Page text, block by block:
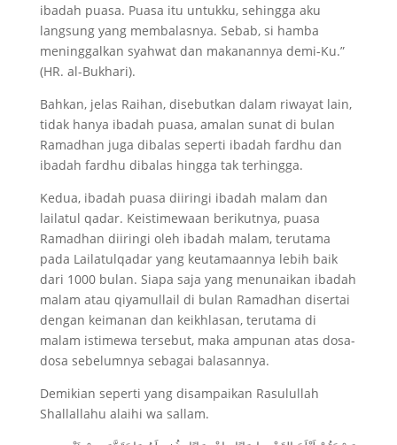
ibadah puasa. Puasa itu untukku, sehingga aku
langsung yang membalasnya. Sebab, si hamba
meninggalkan syahwat dan makanannya demi-Ku.”
(HR. al-Bukhari).
Bahkan, jelas Raihan, disebutkan dalam riwayat lain,
tidak hanya ibadah puasa, amalan sunat di bulan
Ramadhan juga dibalas seperti ibadah fardhu dan
ibadah fardhu dibalas hingga tak terhingga.
Kedua, ibadah puasa diiringi ibadah malam dan
lailatul qadar. Keistimewaan berikutnya, puasa
Ramadhan diiringi oleh ibadah malam, terutama
pada Lailatulqadar yang keutamaannya lebih baik
dari 1000 bulan. Siapa saja yang menunaikan ibadah
malam atau qiyamullail di bulan Ramadhan disertai
dengan keimanan dan keikhlasan, terutama di
malam istimewa tersebut, maka ampunan atas dosa-
dosa sebelumnya sebagai balasannya.
Demikian seperti yang disampaikan Rasulullah
Shallallahu alaihi wa sallam.